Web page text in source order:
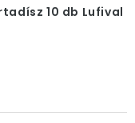
10 db Lufival